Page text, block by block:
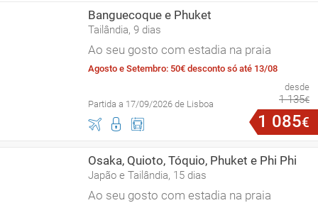
Banguecoque e Phuket
Tailândia, 9 dias
Ao seu gosto com estadia na praia
Agosto e Setembro: 50€ desconto só até 13/08
Partida a 17/09/2026 de Lisboa
desde
1 135€
1 085€
Osaka, Quioto, Tóquio, Phuket e Phi Phi
Japão e Tailândia, 15 dias
Ao seu gosto com estadia na praia